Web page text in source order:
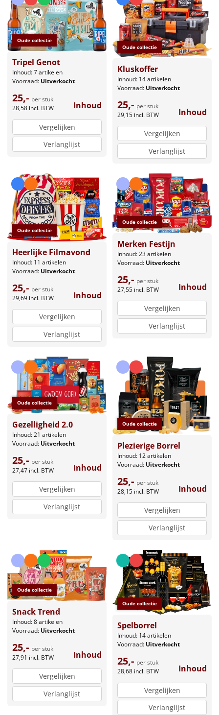
Oude collectie
Tripel Genot
Inhoud: 7 artikelen
Voorraad: Uitverkocht
25,- per stuk
28,58 incl. BTW Inhoud
Vergelijken
Verlanglijst
Oude collectie
Kluskoffer
Inhoud: 14 artikelen
Voorraad: Uitverkocht
25,- per stuk
29,15 incl. BTW Inhoud
Vergelijken
Verlanglijst
Oude collectie
Heerlijke Filmavond
Inhoud: 11 artikelen
Voorraad: Uitverkocht
25,- per stuk
29,69 incl. BTW Inhoud
Vergelijken
Verlanglijst
Oude collectie
Merken Festijn
Inhoud: 23 artikelen
Voorraad: Uitverkocht
25,- per stuk
27,55 incl. BTW Inhoud
Vergelijken
Verlanglijst
Oude collectie
Gezelligheid 2.0
Inhoud: 21 artikelen
Voorraad: Uitverkocht
25,- per stuk
27,47 incl. BTW Inhoud
Vergelijken
Verlanglijst
Oude collectie
Plezierige Borrel
Inhoud: 12 artikelen
Voorraad: Uitverkocht
25,- per stuk
28,15 incl. BTW Inhoud
Vergelijken
Verlanglijst
Oude collectie
Snack Trend
Inhoud: 8 artikelen
Voorraad: Uitverkocht
25,- per stuk
27,91 incl. BTW Inhoud
Vergelijken
Verlanglijst
Oude collectie
Spelborrel
Inhoud: 14 artikelen
Voorraad: Uitverkocht
25,- per stuk
28,68 incl. BTW Inhoud
Vergelijken
Verlanglijst